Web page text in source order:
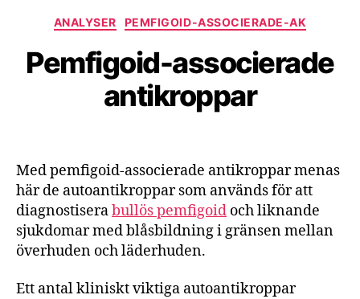
Kategorier
ANALYSER PEMFIGOID-ASSOCIERADE-AK
Pemfigoid-associerade
antikroppar
Med pemfigoid-associerade antikroppar menas
här de autoantikroppar som används för att
diagnostiserabullös pemfigoid och liknande
sjukdomar med blåsbildning i gränsen mellan
överhuden och läderhuden.
Ett antal kliniskt viktiga autoantikroppar